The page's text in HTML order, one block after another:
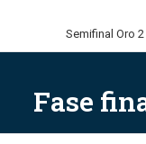
Semifinal Oro
Fase